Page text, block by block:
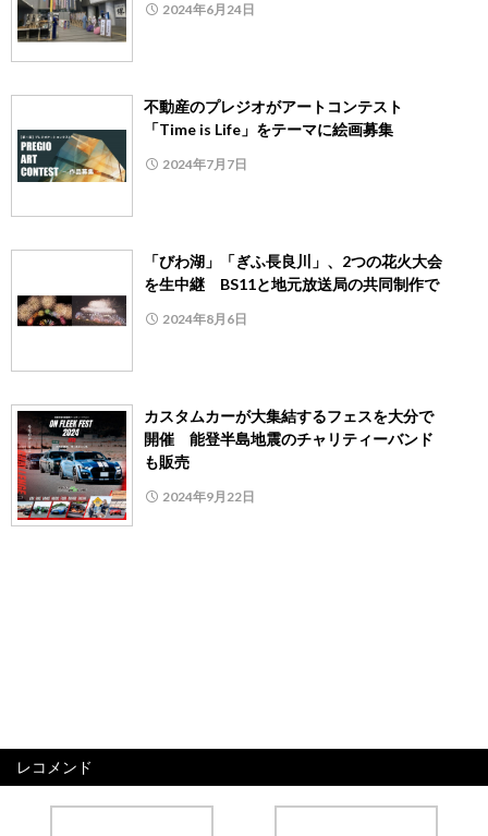
2024年6月24日
不動産のプレジオがアートコンテスト
「Time is Life」をテーマに絵画募集
2024年7月7日
「びわ湖」「ぎふ長良川」、2つの花火大会
を生中継 BS11と地元放送局の共同制作で
2024年8月6日
カスタムカーが大集結するフェスを大分で
開催 能登半島地震のチャリティーバンド
も販売
2024年9月22日
レコメンド